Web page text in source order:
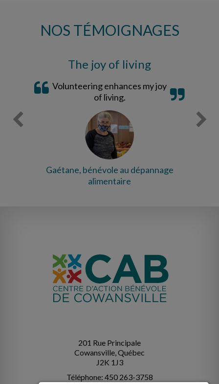
NOS TÉMOIGNAGES
The joy of living
Volunteering enhances my joy
of living.
Gaétane, bénévole au dépannage
alimentaire
201 Rue Principale
Cowansville, Québec
J2K 1J3
Téléphone: 450 263-3758